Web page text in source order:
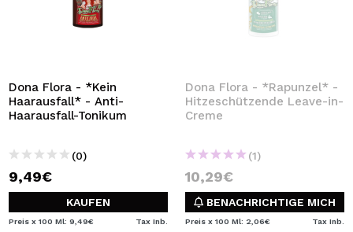
Dona Flora - *Kein
Haarausfall* - Anti-
Haarausfall-Tonikum
(0)
9,49€
KAUFEN
Preis x 100 Ml: 9,49€ Tax Inb.
Dona Flora - *Rapunzel* -
Hitzeschützende Leave-in-
Creme
(1)
10,29€
BENACHRICHTIGE MICH
Preis x 100 Ml: 2,06€ Tax Inb.